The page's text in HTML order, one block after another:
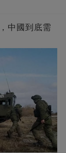
中國到底需